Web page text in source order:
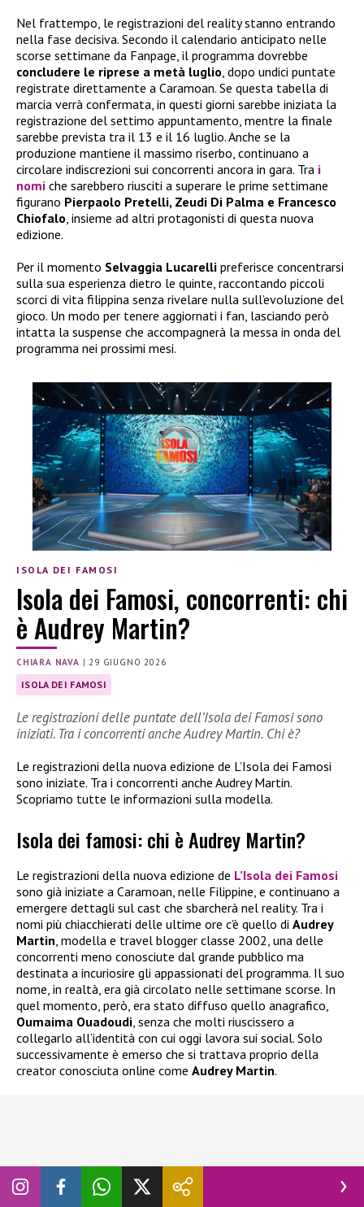
Nel frattempo, le registrazioni del reality stanno entrando
nella fase decisiva. Secondo il calendario anticipato nelle
scorse settimane da Fanpage, il programma dovrebbe
concludere le riprese a metà luglio, dopo undici puntate
registrate direttamente a Caramoan. Se questa tabella di
marcia verrà confermata, in questi giorni sarebbe iniziata la
registrazione del settimo appuntamento, mentre la finale
sarebbe prevista tra il 13 e il 16 luglio. Anche se la
produzione mantiene il massimo riserbo, continuano a
circolare indiscrezioni sui concorrenti ancora in gara. Tra i
nomi che sarebbero riusciti a superare le prime settimane
figurano Pierpaolo Pretelli, Zeudi Di Palma e Francesco
Chiofalo, insieme ad altri protagonisti di questa nuova
edizione.
Per il momento Selvaggia Lucarelli preferisce concentrarsi
sulla sua esperienza dietro le quinte, raccontando piccoli
scorci di vita filippina senza rivelare nulla sull’evoluzione del
gioco. Un modo per tenere aggiornati i fan, lasciando però
intatta la suspense che accompagnerà la messa in onda del
programma nei prossimi mesi.
ISOLA DEI FAMOSI
Isola dei Famosi, concorrenti: chi
è Audrey Martin?
CHIARA NAVA |29 GIUGNO 2026
ISOLA DEI FAMOSI
Le registrazioni delle puntate dell’Isola dei Famosi sono
iniziati. Tra i concorrenti anche Audrey Martin. Chi è?
Le registrazioni della nuova edizione de L’Isola dei Famosi
sono iniziate. Tra i concorrenti anche Audrey Martin.
Scopriamo tutte le informazioni sulla modella.
Isola dei famosi: chi è Audrey Martin?
Le registrazioni della nuova edizione de L’Isola dei Famosi
sono già iniziate a Caramoan, nelle Filippine, e continuano a
emergere dettagli sul cast che sbarcherà nel reality. Tra i
nomi più chiacchierati delle ultime ore c’è quello di Audrey
Martin, modella e travel blogger classe 2002, una delle
concorrenti meno conosciute dal grande pubblico ma
destinata a incuriosire gli appassionati del programma. Il suo
nome, in realtà, era già circolato nelle settimane scorse. In
quel momento, però, era stato diffuso quello anagrafico,
Oumaima Ouadoudi, senza che molti riuscissero a
collegarlo all’identità con cui oggi lavora sui social. Solo
successivamente è emerso che si trattava proprio della
creator conosciuta online come Audrey Martin.